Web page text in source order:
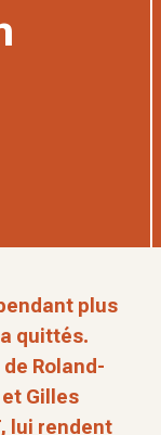
plus
quittés.
Roland-
Gilles
lui rendent